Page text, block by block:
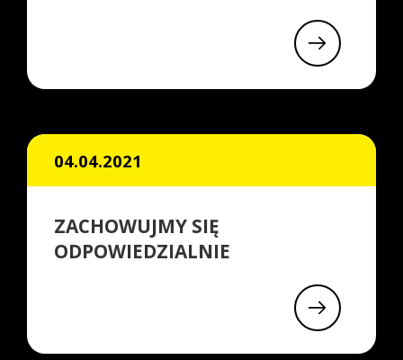
04.04.2021
ZACHOWUJMY SIĘ
ODPOWIEDZIALNIE